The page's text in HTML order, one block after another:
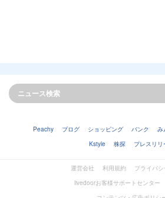
Peachy ブログ ショッピング バンク み
Kstyle
株探 プレスリリ
運営会社 利用規約
プライバ
livedoorお客様サポートセンター